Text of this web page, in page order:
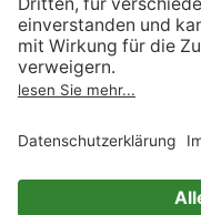
Act
Verträge hier kündigen
Impressum